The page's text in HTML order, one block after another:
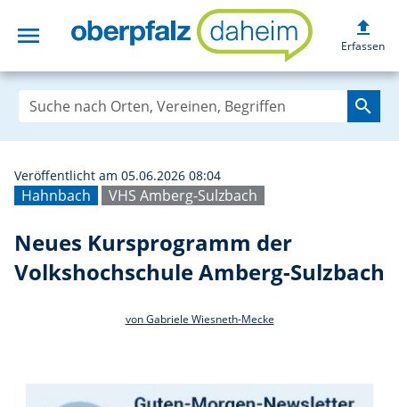
menu Neues
upload
Erfassen
search
Hahnbach VHS Amberg-Sulzbach
Veröffentlicht am 05.06.2026 08:04
Neues Kursprogramm der
Volkshochschule Amberg-Sulzbach
von Gabriele Wiesneth-Mecke